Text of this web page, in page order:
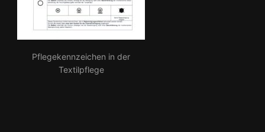
Pflegekennzeichen in der
Textilpflege